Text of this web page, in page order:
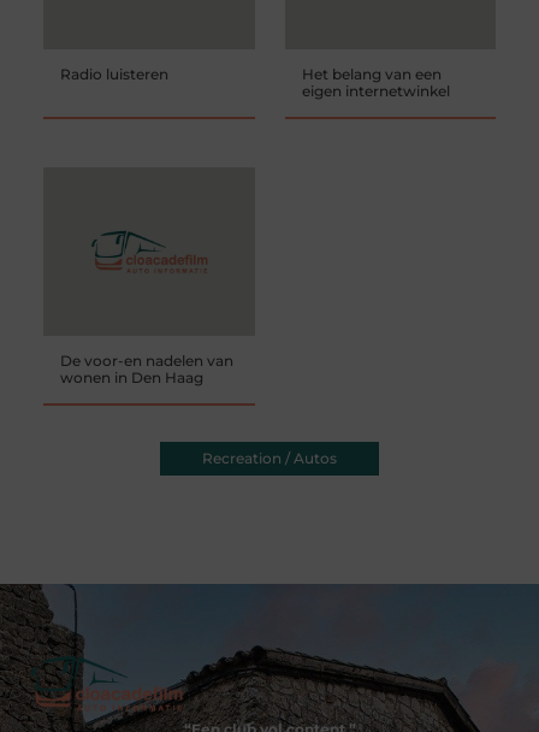
Radio luisteren
Het belang van een
eigen internetwinkel
De voor-en nadelen van
wonen in Den Haag
Recreation / Autos